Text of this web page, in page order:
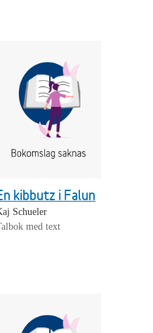
kibbutz i Falun
Schueler
med text